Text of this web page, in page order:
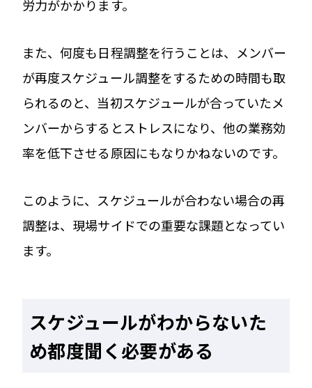
労力がかかります。
また、何度も日程調整を行うことは、メンバー
が再度スケジュール調整をするための時間も取
られるのと、当初スケジュールが合っていたメ
ンバーからするとストレスになり、他の業務効
率を低下させる原因にもなりかねないのです。
このように、スケジュールが合わない場合の再
調整は、現場サイドでの重要な課題となってい
ます。
スケジュールがわからないた
め都度聞く必要がある